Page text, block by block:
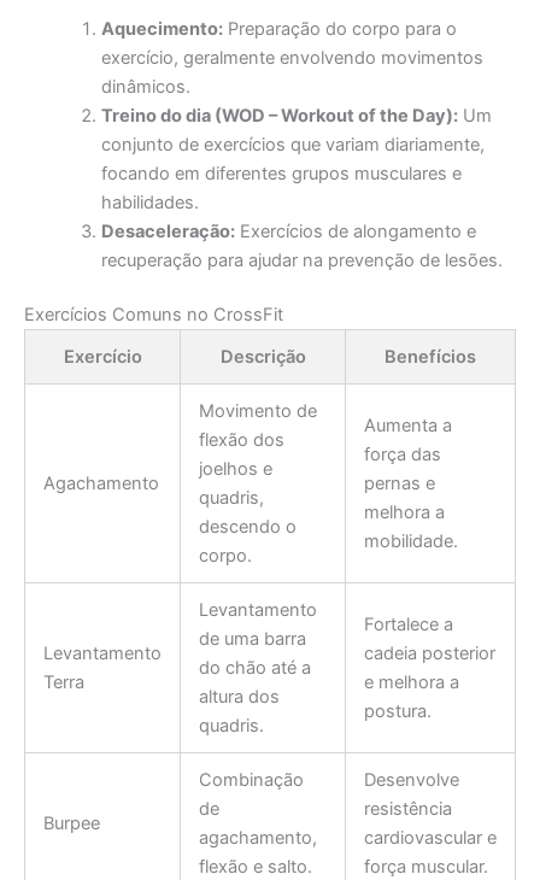
Aquecimento:Preparação do corpo para o
exercício, geralmente envolvendo movimentos
dinâmicos.
Treino do dia (WOD – Workout of the Day):Um
conjunto de exercícios que variam diariamente,
focando em diferentes grupos musculares e
habilidades.
Desaceleração:Exercícios de alongamento e
recuperação para ajudar na prevenção de lesões.
Exercícios Comuns no CrossFit
Exercício
Descrição Benefícios
Agachamento
Movimento de
flexão dos
joelhos e
quadris,
descendo o
corpo.
Aumenta a
força das
pernas e
melhora a
mobilidade.
Levantamento
Terra
Levantamento
de uma barra
do chão até a
altura dos
quadris.
Fortalece a
cadeia posterior
e melhora a
postura.
Burpee
Combinação
de
agachamento,
flexão e salto.
Desenvolve
resistência
cardiovascular e
força muscular.